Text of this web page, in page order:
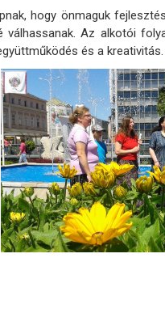
hogy önmaguk
Az alkotói
és a kreativitás.